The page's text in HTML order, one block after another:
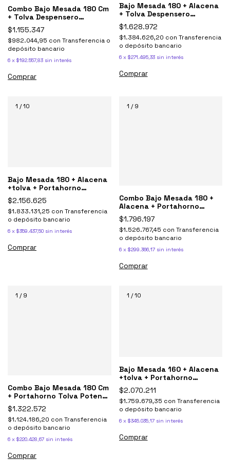
Combo Bajo Mesada 180 Cm
+ Tolva Despensero
Potenza Blanco
$1.155.347
$982.044,95 con Transferencia o
depósito bancario
6 x $192.557,83 sin interés
Comprar
Bajo Mesada 180 + Alacena
+ Tolva Despensero
Potenza Blanco
$1.628.972
$1.384.626,20 con Transferencia
o depósito bancario
6 x $271.495,33 sin interés
Comprar
1 /10
Bajo Mesada 180 + Alacena
+tolva + Portahorno
Potenza Blanco
$2.156.625
$1.833.131,25 con Transferencia
o depósito bancario
6 x $359.437,50 sin interés
Comprar
1 /9
Combo Bajo Mesada 180 +
Alacena + Portahorno
Potenza Blanco
$1.796.197
$1.526.767,45 con Transferencia
o depósito bancario
6 x $299.366,17 sin interés
Comprar
1 /9
Combo Bajo Mesada 180 Cm
+ Portahorno Tolva Potenza
Blanco
$1.322.572
$1.124.186,20 con Transferencia
o depósito bancario
6 x $220.428,67 sin interés
Comprar
1 /10
Bajo Mesada 160 + Alacena
+tolva + Portahorno
Potenza Blanco
$2.070.211
$1.759.679,35 con Transferencia
o depósito bancario
6 x $345.035,17 sin interés
Comprar